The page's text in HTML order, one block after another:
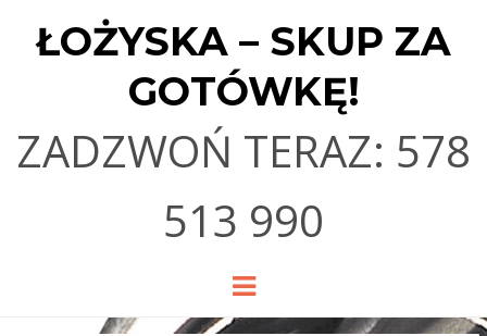
ŁOŻYSKA – SKUP ZA
GOTÓWKĘ!
ZADZWOŃ TERAZ: 578
513 990
Menu